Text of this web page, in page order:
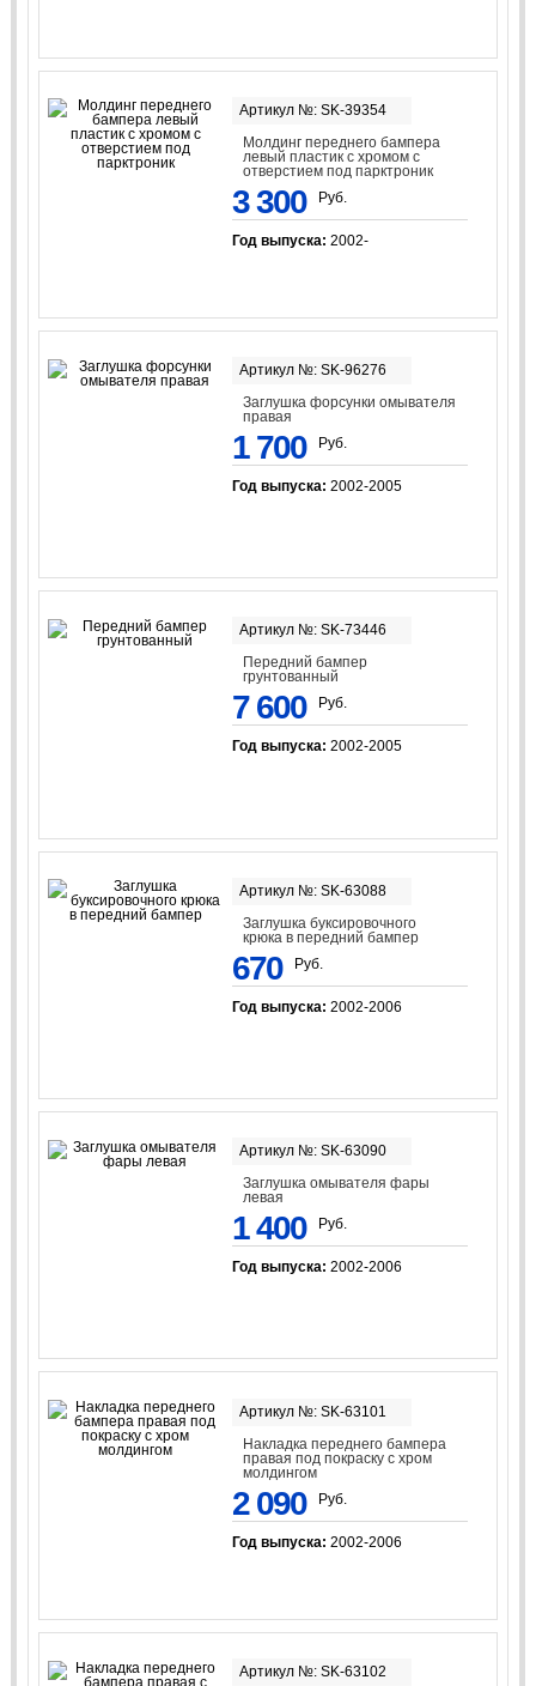
Артикул №: SK-39354
Молдинг переднего бампера
левый пластик с хромом с
отверстием под парктроник
3 300 Руб.
Год выпуска: 2002-
Артикул №: SK-96276
Заглушка форсунки омывателя
правая
1 700 Руб.
Год выпуска: 2002-2005
Артикул №: SK-73446
Передний бампер
грунтованный
7 600 Руб.
Год выпуска: 2002-2005
Артикул №: SK-63088
Заглушка буксировочного
крюка в передний бампер
670 Руб.
Год выпуска: 2002-2006
Артикул №: SK-63090
Заглушка омывателя фары
левая
1 400 Руб.
Год выпуска: 2002-2006
Артикул №: SK-63101
Накладка переднего бампера
правая под покраску с хром
молдингом
2 090 Руб.
Год выпуска: 2002-2006
Артикул №: SK-63102